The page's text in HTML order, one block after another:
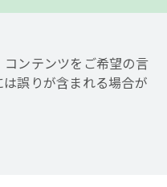
ンテンツをご希望の言
誤りが含まれる場合が